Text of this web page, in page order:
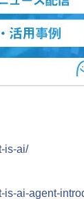
is-ai/
is-ai-agent-